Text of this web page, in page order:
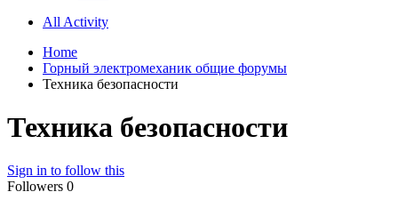
All Activity
Home
Горный электромеханик общие форумы
Техника безопасности
Техника безопасности
Sign in to follow this
Followers 0